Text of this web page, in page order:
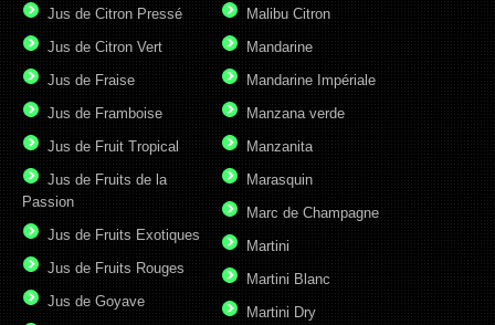
Jus de Citron Pressé
Jus de Citron Vert
Jus de Fraise
Jus de Framboise
Jus de Fruit Tropical
Jus de Fruits de la
Passion
Jus de Fruits Exotiques
Jus de Fruits Rouges
Jus de Goyave
Malibu Citron
Mandarine
Mandarine Impériale
Manzana verde
Manzanita
Marasquin
Marc de Champagne
Martini
Martini Blanc
Martini Dry